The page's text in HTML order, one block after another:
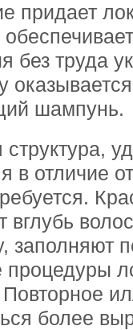
придает
без труда
шампунь.
структура,
в отличие
вглубь
заполняют
процедуры
более